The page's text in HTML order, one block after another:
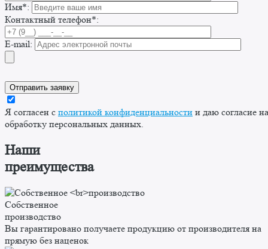
Имя*:
Контактный телефон*:
E-mail:
Я согласен с политикой конфиденциальности и даю согласие на
обработку персональных данных.
Наши
преимущества
Собственное
производство
Вы гарантировано получаете продукцию от производителя на
прямую без наценок